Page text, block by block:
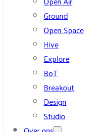
Ground
Open Space
Hive
Explore
BoT
Breakout
Design
Studio